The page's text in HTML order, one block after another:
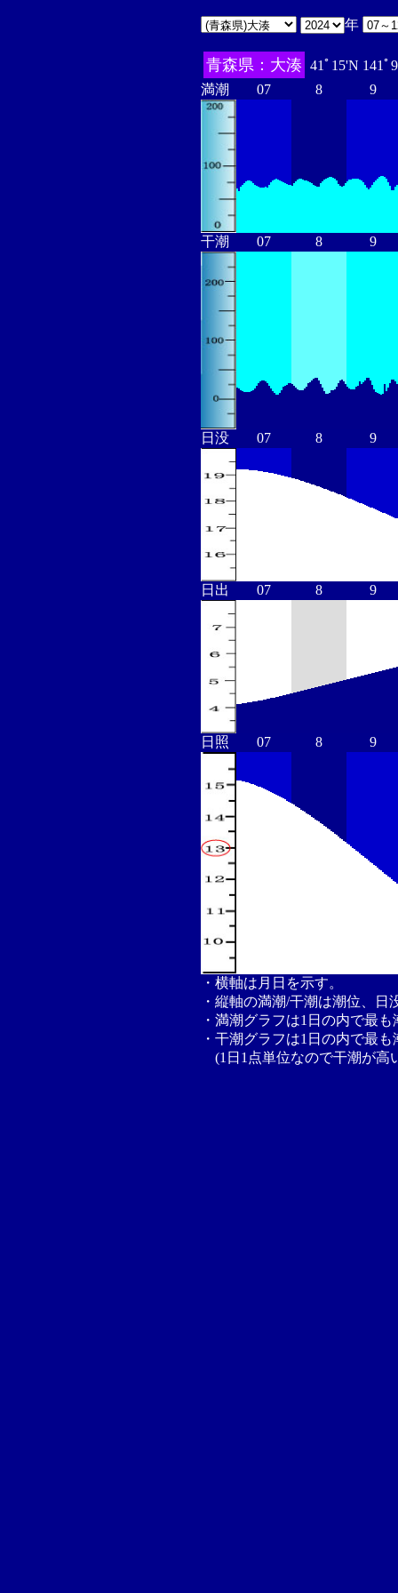
年
青森県：大湊 41ﾟ15'N 141ﾟ
満潮
07 8 9
干潮 07 8 9
日没 07 8 9
日出 07 8 9
日照 07 8 9
・横軸は月日を示す。
・縦軸の満潮/干潮は潮位、
・満潮グラフは1日の内で最
・干潮グラフは1日の内で最
(1日1点単位なので干潮が高